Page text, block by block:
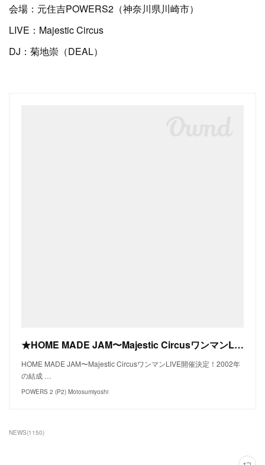
会場：元住吉POWERS2（神奈川県川崎市）
LIVE：Majestic Circus
DJ：菊地崇（DEAL）
★HOME MADE JAM〜Majestic CircusワンマンLIVE★
HOME MADE JAM〜Majestic CircusワンマンLIVE開催決定！2002年
の結成 …
POWERS 2 (P2) Motosumiyoshi
NEWS(1150)